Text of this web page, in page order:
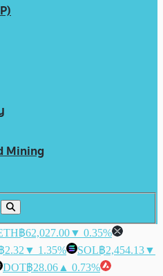
Mining
฿62,027.00▼ 0.35%
2.32 ▼ 1.35% SOL฿2,454.13▼
DOT฿28.06 ▲ 0.73%